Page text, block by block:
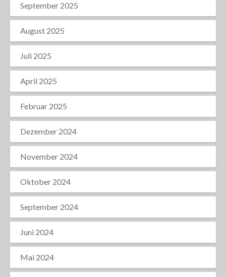
September 2025
August 2025
Juli 2025
April 2025
Februar 2025
Dezember 2024
November 2024
Oktober 2024
September 2024
Juni 2024
Mai 2024